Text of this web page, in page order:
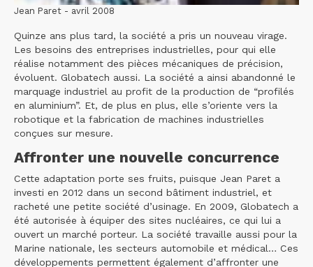
Jean Paret - avril 2008
Quinze ans plus tard, la société a pris un nouveau virage.
Les besoins des entreprises industrielles, pour qui elle
réalise notamment des pièces mécaniques de précision,
évoluent. Globatech aussi. La société a ainsi abandonné le
marquage industriel au profit de la production de “profilés
en aluminium”. Et, de plus en plus, elle s’oriente vers la
robotique et la fabrication de machines industrielles
conçues sur mesure.
Affronter une nouvelle concurrence
Cette adaptation porte ses fruits, puisque Jean Paret a
investi en 2012 dans un second bâtiment industriel, et
racheté une petite société d’usinage. En 2009, Globatech a
été autorisée à équiper des sites nucléaires, ce qui lui a
ouvert un marché porteur. La société travaille aussi pour la
Marine nationale, les secteurs automobile et médical… Ces
développements permettent également d’affronter une